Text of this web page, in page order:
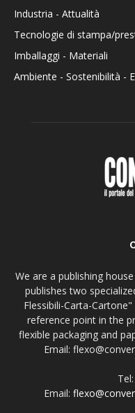
Industria - Attualità
Tecnologie di stampa/
Imballaggi - Materiali
Ambiente - Sostenibilità -
We are a publishing
publishes two
Flessibili-Carta-
reference point in the
flexible packaging and
Email:
Tel:
Email: